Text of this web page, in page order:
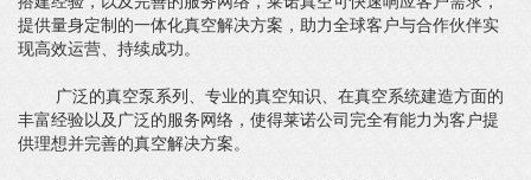
提供量身定制的一体化真空解决方案，助力全球客户与合作伙伴实
现高效运营、持续成功。
广泛的真空泵系列、专业的真空知识、在真空系统建造方面的
丰富经验以及广泛的服务网络，使得莱诺公司完全有能力为客户提
供理想并完善的真空解决方案。